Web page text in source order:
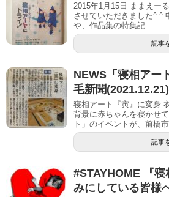
2015年1月15日 ままえー
させていただきました^ ^
や、作品集の特集記...
記事
NEWS「寝相アー
毛新聞(2021.12.21)
寝相アート『寅』に変身
背景に赤ちゃんを寝かせ
ト」のイベントが、前橋
記事
#STAYHOME 『
みにしている皆様